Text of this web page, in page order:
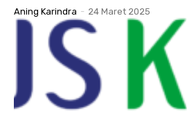
Aning Karindra - 24 Maret 2025